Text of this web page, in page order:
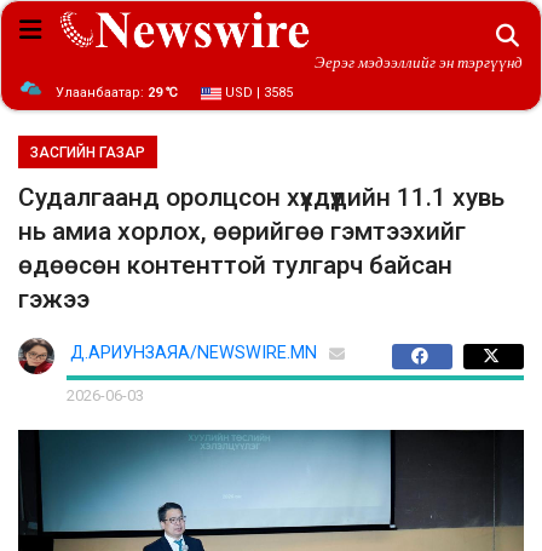
Эерэг мэдээллийг эн тэргүүнд
Улаанбаатар: 29 ℃ USD | 3585
ЗАСГИЙН ГАЗАР
Судалгаанд оролцсон хүүхдүүдийн 11.1 хувь
нь амиа хорлох, өөрийгөө гэмтээхийг
өдөөсөн контенттой тулгарч байсан
гэжээ
Д.АРИУНЗАЯА/NEWSWIRE.MN
2026-06-03